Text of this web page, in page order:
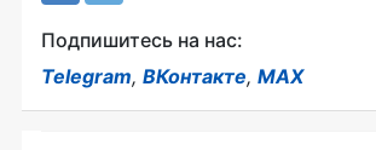
Подпишитесь на нас:
Telegram, ВКонтакте, MAX